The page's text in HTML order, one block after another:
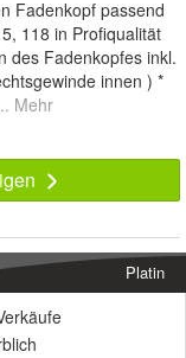
Fadenkopf passend
118 in Profiqualität
des Fadenkopfes inkl.
innen ) *
Mehr
Platin